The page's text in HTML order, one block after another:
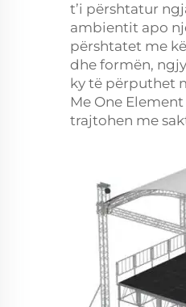
t’i përshtatur
ambientit apo
përshtatet me
dhe formën,
ky të përputhet
Me One
trajtohen me